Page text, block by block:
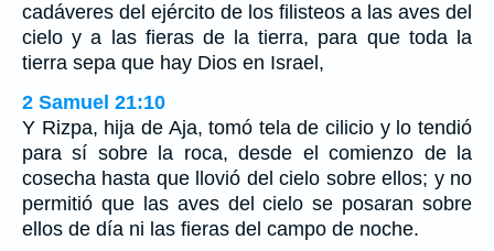
cadáveres del ejército de los filisteos a las aves del
cielo y a las fieras de la tierra, para que toda la
tierra sepa que hay Dios en Israel,
2 Samuel 21:10
Y Rizpa, hija de Aja, tomó tela de cilicio y lo tendió
para sí sobre la roca, desde el comienzo de la
cosecha hasta que llovió del cielo sobre ellos; y no
permitió que las aves del cielo se posaran sobre
ellos de día ni las fieras del campo de noche.